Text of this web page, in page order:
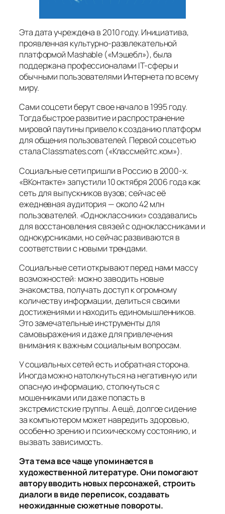
Эта дата учреждена в 2010 году. Инициатива,
проявленная культурно-развлекательной
платформой Mashable («Мэшебл»), была
поддержана профессионалами IT-сферы и
обычными пользователями Интернета по всему
миру.
Сами соцсети берут свое начало в 1995 году.
Тогда быстрое развитие и распространение
мировой паутины привело к созданию платформ
для общения пользователей. Первой соцсетью
стала Classmates.com («Классмейтс.ком»).
Социальные сети пришли в Россию в 2000‑х.
«ВКонтакте» запустили 10 октября 2006 года как
сеть для выпускников вузов; сейчас её
ежедневная аудитория — около 42 млн
пользователей. «Одноклассники» создавались
для восстановления связей с одноклассниками и
однокурсниками, но сейчас развиваются в
соответствии с новыми трендами.
Социальные сети открывают перед нами массу
возможностей: можно заводить новые
знакомства, получать доступ к огромному
количеству информации, делиться своими
достижениями и находить единомышленников.
Это замечательные инструменты для
самовыражения и даже для привлечения
внимания к важным социальным вопросам.
У социальных сетей есть и обратная сторона.
Иногда можно натолкнуться на негативную или
опасную информацию, столкнуться с
мошенниками или даже попасть в
экстремистские группы. А ещё, долгое сидение
за компьютером может навредить здоровью,
особенно зрению и психическому состоянию, и
вызвать зависимость.
Эта тема все чаще упоминается в
художественной литературе. Они помогают
автору вводить новых персонажей, строить
диалоги в виде переписок, создавать
неожиданные сюжетные повороты.